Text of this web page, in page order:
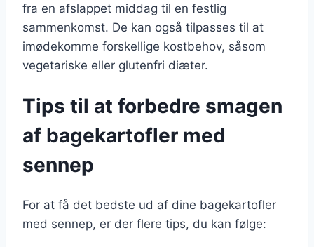
fra en afslappet middag til en festlig
sammenkomst. De kan også tilpasses til at
imødekomme forskellige kostbehov, såsom
vegetariske eller glutenfri diæter.
Tips til at forbedre smagen
af bagekartofler med
sennep
For at få det bedste ud af dine bagekartofler
med sennep, er der flere tips, du kan følge: